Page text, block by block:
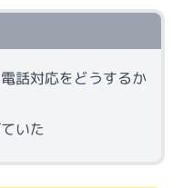
話対応をどうするか
いた